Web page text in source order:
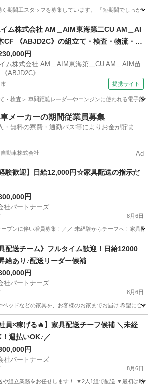
く期間工スタッフを募集しています。 「短期間でしっ
駅 工場
ム株式会社 AM＿AIM東海第二CU AM＿AI
CF 《ABJD2C》の組立て・検査・物流・ピ
グ 【禁煙・分煙】
円
ム株式会社 AM＿AIM東海第二CU AM＿AIM苗
ABJD2C》
提携サイト
・検査＞ 車間距離レーダーやエンジンに使われる電子部
庫管理メーカーの期間従業員募集
・無料の寮費・通勤バス等によりお金が貯まり
自動車株式会社 Ad
経験歓迎】日給12,000円☆家具配送の指示だ
円
社パートナーズ
8月6日
プンに伴い増員募集！／／ 未経験からチーフへ！家具
未経験
具配送チーム》フルタイム歓迎！日給12000
給あり♪配送リーダー候補
円
社パートナーズ
8月6日
ッドなどの家具を、お客様のお家までお届け 希望に合
未経験
社員×稼げる🔥】家具配送チーフ候補 ＼未経
週払いOK♪／
円
社パートナーズ
8月6日
や組立業務をお任せします！ ▼2人1組で配送 ▼最初は